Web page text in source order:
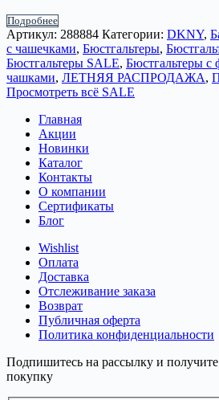
Подробнее
Артикул: 288884 Категории: DKNY,
с чашечками, Бюстгальтеры,
Бюстгальтеры SALE, Бюстгальтеры
чашками, ЛЕТНЯЯ РАСПРОДАЖА,
Просмотреть всё SALE
Главная
Акции
Новинки
Каталог
Контакты
О компании
Сертификаты
Блог
Wishlist
Оплата
Доставка
Отслеживание заказа
Возврат
Публичная оферта
Политика конфиденциальности
Подпишитесь на рассылку и
покупку